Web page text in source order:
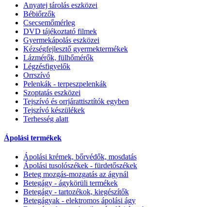
Anyatej tárolás eszközei
Bébiőrzők
Csecsemőmérleg
DVD tájékoztató filmek
Gyermekápolás eszközei
Kézségfejlesztő gyermektermékek
Lázmérők, fülhőmérők
Légzésfigyelők
Orrszívó
Pelenkák - terpeszpelenkák
Szoptatás eszközei
Tejszívó és orrjárattisztítók egyben
Tejszívó készülékek
Terhesség alatt
Ápolási termékek
Ápolási krémek, bőrvédők, mosdatás
Ápolási tusolószékek - fürdetőszékek
Beteg mozgás-mozgatás az ágynál
Betegágy - ágykörüli termékek
Betegágy - tartozékok, kiegészítők
Betegágyak - elektromos ápolási ágy